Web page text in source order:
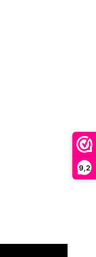
9,2